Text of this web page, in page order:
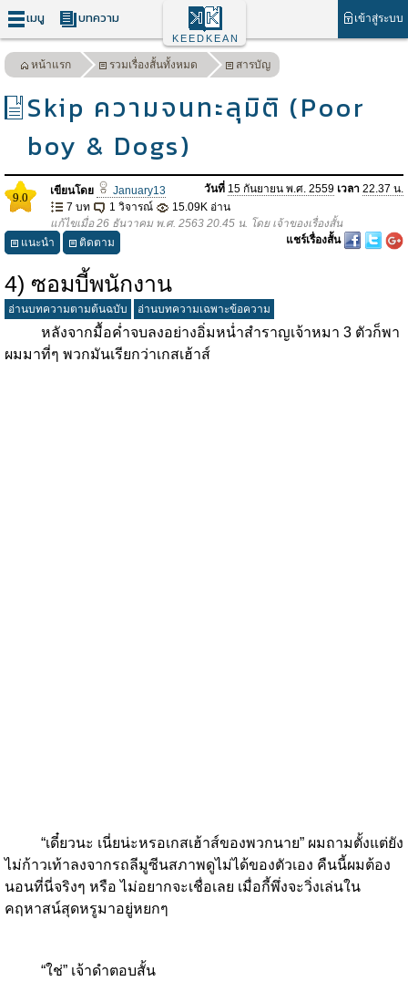
เมนู บทความ เข้าสู่ระบบ
KEEDKEAN
หน้าแรก รวมเรื่องสั้นทั้งหมด สารบัญ
Skip ความจนทะลุมิติ (Poor
boy & Dogs)
9.0 เขียนโดย January13 วันที่ 15 กันยายน พ.ศ. 2559 เวลา 22.37 น.
7 บท
1 วิจารณ์
15.09K อ่าน
แก้ไขเมื่อ 26 ธันวาคม พ.ศ. 2563 20.45 น. โดย เจ้าของเรื่องสั้น
แนะนำ
ติดตาม แชร์เรื่องสั้น
4) ซอมบี้พนักงาน
อ่านบทความตามต้นฉบับ อ่านบทความเฉพาะข้อความ
หลังจากมื้อค่ำจบลงอย่างอิ่มหน่ำสำราญเจ้าหมา 3 ตัวก็พา
ผมมาที่ๆ พวกมันเรียกว่าเกสเฮ้าส์
“เดี๋ยวนะ เนี่ยน่ะหรอเกสเฮ้าส์ของพวกนาย” ผมถามตั้งแต่ยัง
ไม่ก้าวเท้าลงจากรถลีมูซีนสภาพดูไม่ได้ของตัวเอง คืนนี้ผมต้อง
นอนที่นี่จริงๆ หรือ ไม่อยากจะเชื่อเลย เมื่อกี้พึ่งจะวิ่งเล่นใน
คฤหาสน์สุดหรูมาอยู่หยกๆ
“ใช่” เจ้าดำตอบสั้น